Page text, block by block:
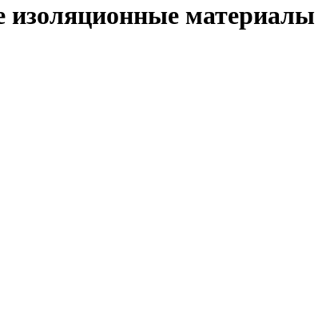
изоляционные материалы